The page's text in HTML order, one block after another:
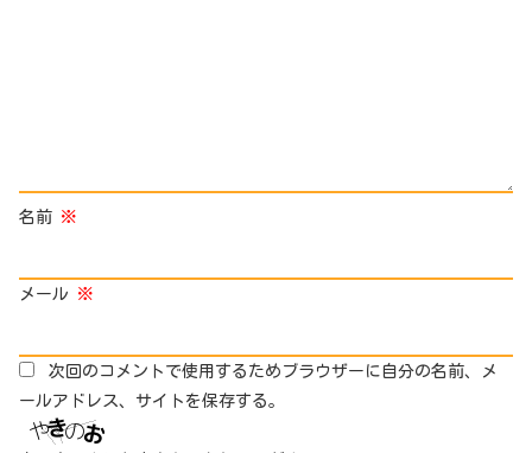
名前 ※
メール ※
次回のコメントで使用するためブラウザーに自分の名前、メ
ールアドレス、サイトを保存する。